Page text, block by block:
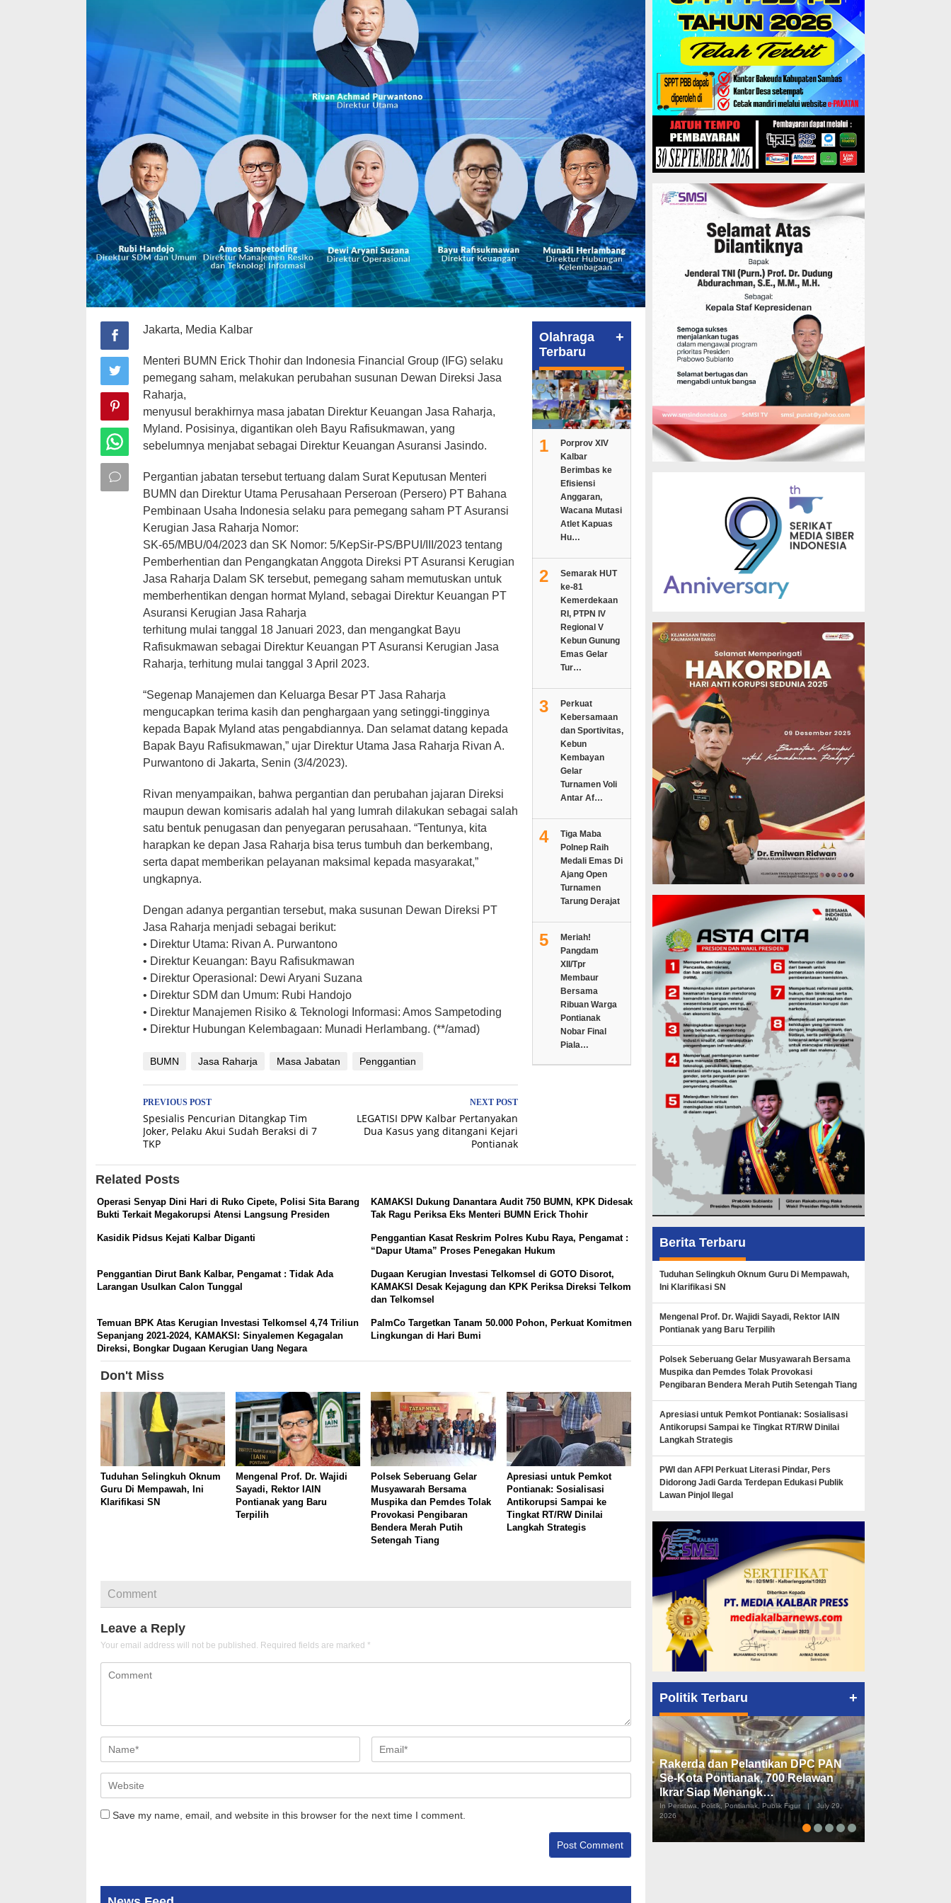
Jakarta, Media Kalbar
Menteri BUMN Erick Thohir dan Indonesia Financial Group (IFG) selaku
pemegang saham, melakukan perubahan susunan Dewan Direksi Jasa
Raharja,
menyusul berakhirnya masa jabatan Direktur Keuangan Jasa Raharja,
Myland. Posisinya, digantikan oleh Bayu Rafisukmawan, yang
sebelumnya menjabat sebagai Direktur Keuangan Asuransi Jasindo.
Pergantian jabatan tersebut tertuang dalam Surat Keputusan Menteri
BUMN dan Direktur Utama Perusahaan Perseroan (Persero) PT Bahana
Pembinaan Usaha Indonesia selaku para pemegang saham PT Asuransi
Kerugian Jasa Raharja Nomor:
SK-65/MBU/04/2023 dan SK Nomor: 5/KepSir-PS/BPUI/III/2023 tentang
Pemberhentian dan Pengangkatan Anggota Direksi PT Asuransi Kerugian
Jasa Raharja Dalam SK tersebut, pemegang saham memutuskan untuk
memberhentikan dengan hormat Myland, sebagai Direktur Keuangan PT
Asuransi Kerugian Jasa Raharja
terhitung mulai tanggal 18 Januari 2023, dan mengangkat Bayu
Rafisukmawan sebagai Direktur Keuangan PT Asuransi Kerugian Jasa
Raharja, terhitung mulai tanggal 3 April 2023.
“Segenap Manajemen dan Keluarga Besar PT Jasa Raharja
mengucapkan terima kasih dan penghargaan yang setinggi-tingginya
kepada Bapak Myland atas pengabdiannya. Dan selamat datang kepada
Bapak Bayu Rafisukmawan,” ujar Direktur Utama Jasa Raharja Rivan A.
Purwantono di Jakarta, Senin (3/4/2023).
Rivan menyampaikan, bahwa pergantian dan perubahan jajaran Direksi
maupun dewan komisaris adalah hal yang lumrah dilakukan sebagai salah
satu bentuk penugasan dan penyegaran perusahaan. “Tentunya, kita
harapkan ke depan Jasa Raharja bisa terus tumbuh dan berkembang,
serta dapat memberikan pelayanan maksimal kepada masyarakat,”
ungkapnya.
Dengan adanya pergantian tersebut, maka susunan Dewan Direksi PT
Jasa Raharja menjadi sebagai berikut:
• Direktur Utama: Rivan A. Purwantono
• Direktur Keuangan: Bayu Rafisukmawan
• Direktur Operasional: Dewi Aryani Suzana
• Direktur SDM dan Umum: Rubi Handojo
• Direktur Manajemen Risiko & Teknologi Informasi: Amos Sampetoding
• Direktur Hubungan Kelembagaan: Munadi Herlambang. (**/amad)
BUMN Jasa Raharja Masa Jabatan Penggantian
Post
navigation
PREVIOUS POST
Spesialis Pencurian Ditangkap Tim
Joker, Pelaku Akui Sudah Beraksi di 7
TKP
NEXT POST
LEGATISI DPW Kalbar Pertanyakan
Dua Kasus yang ditangani Kejari
Pontianak
Olahraga
Terbaru
+
1
Porprov XIV
Kalbar
Berimbas ke
Efisiensi
Anggaran,
Wacana Mutasi
Atlet Kapuas
Hu…
2
Semarak HUT
ke-81
Kemerdekaan
RI, PTPN IV
Regional V
Kebun Gunung
Emas Gelar
Tur…
3
Perkuat
Kebersamaan
dan Sportivitas,
Kebun
Kembayan
Gelar
Turnamen Voli
Antar Af…
4
Tiga Maba
Polnep Raih
Medali Emas Di
Ajang Open
Turnamen
Tarung Derajat
5
Meriah!
Pangdam
XII/Tpr
Membaur
Bersama
Ribuan Warga
Pontianak
Nobar Final
Piala…
Related Posts
Operasi Senyap Dini Hari di Ruko Cipete, Polisi Sita Barang
Bukti Terkait Megakorupsi Atensi Langsung Presiden
KAMAKSI Dukung Danantara Audit 750 BUMN, KPK Didesak
Tak Ragu Periksa Eks Menteri BUMN Erick Thohir
Kasidik Pidsus Kejati Kalbar Diganti
Penggantian Kasat Reskrim Polres Kubu Raya, Pengamat :
“Dapur Utama” Proses Penegakan Hukum
Penggantian Dirut Bank Kalbar, Pengamat : Tidak Ada
Larangan Usulkan Calon Tunggal
Dugaan Kerugian Investasi Telkomsel di GOTO Disorot,
KAMAKSI Desak Kejagung dan KPK Periksa Direksi Telkom
dan Telkomsel
Temuan BPK Atas Kerugian Investasi Telkomsel 4,74 Triliun
Sepanjang 2021-2024, KAMAKSI: Sinyalemen Kegagalan
Direksi, Bongkar Dugaan Kerugian Uang Negara
PalmCo Targetkan Tanam 50.000 Pohon, Perkuat Komitmen
Lingkungan di Hari Bumi
Don't Miss
Tuduhan Selingkuh Oknum
Guru Di Mempawah, Ini
Klarifikasi SN
Mengenal Prof. Dr. Wajidi
Sayadi, Rektor IAIN
Pontianak yang Baru
Terpilih
Polsek Seberuang Gelar
Musyawarah Bersama
Muspika dan Pemdes Tolak
Provokasi Pengibaran
Bendera Merah Putih
Setengah Tiang
Apresiasi untuk Pemkot
Pontianak: Sosialisasi
Antikorupsi Sampai ke
Tingkat RT/RW Dinilai
Langkah Strategis
Comment
Leave a Reply
Your email address will not be published. Required fields are marked *
Save my name, email, and website in this browser for the next time I comment.
Berita Terbaru
Tuduhan Selingkuh Oknum Guru Di Mempawah,
Ini Klarifikasi SN
Mengenal Prof. Dr. Wajidi Sayadi, Rektor IAIN
Pontianak yang Baru Terpilih
Polsek Seberuang Gelar Musyawarah Bersama
Muspika dan Pemdes Tolak Provokasi
Pengibaran Bendera Merah Putih Setengah Tiang
Apresiasi untuk Pemkot Pontianak: Sosialisasi
Antikorupsi Sampai ke Tingkat RT/RW Dinilai
Langkah Strategis
PWI dan AFPI Perkuat Literasi Pindar, Pers
Didorong Jadi Garda Terdepan Edukasi Publik
Lawan Pinjol Ilegal
Politik Terbaru +
Rakerda dan Pelantikan DPC PAN
Se-Kota Pontianak, 700 Relawan
Ikrar Siap Menangk…
In Peristiwa, Politik, Pontianak, Publik Figur |
July 29,
2026